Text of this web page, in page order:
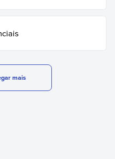
mais